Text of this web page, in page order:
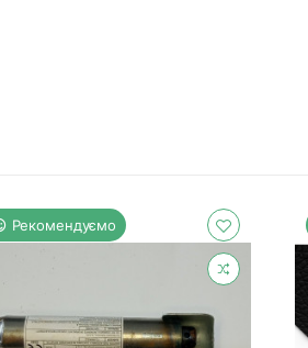
Рекомендуємо